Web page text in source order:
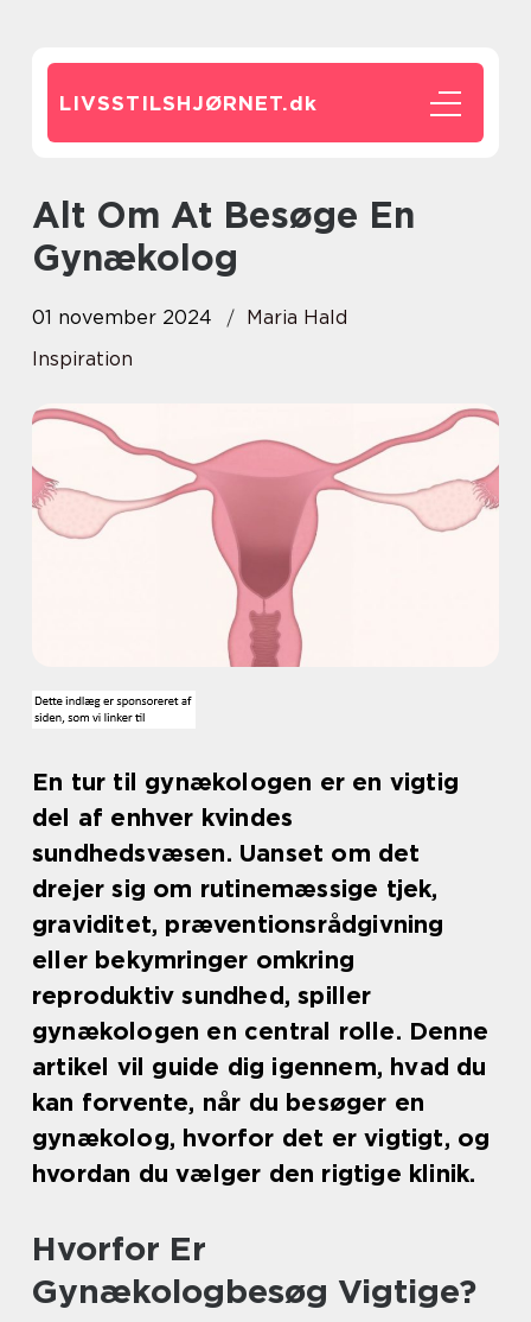
LIVSSTILSHJØRNET.dk
Alt Om At Besøge En
Gynækolog
01 november 2024
Maria Hald
Inspiration
En tur til gynækologen er en vigtig
del af enhver kvindes
sundhedsvæsen. Uanset om det
drejer sig om rutinemæssige tjek,
graviditet, præventionsrådgivning
eller bekymringer omkring
reproduktiv sundhed, spiller
gynækologen en central rolle. Denne
artikel vil guide dig igennem, hvad du
kan forvente, når du besøger en
gynækolog, hvorfor det er vigtigt, og
hvordan du vælger den rigtige klinik.
Hvorfor Er
Gynækologbesøg Vigtige?